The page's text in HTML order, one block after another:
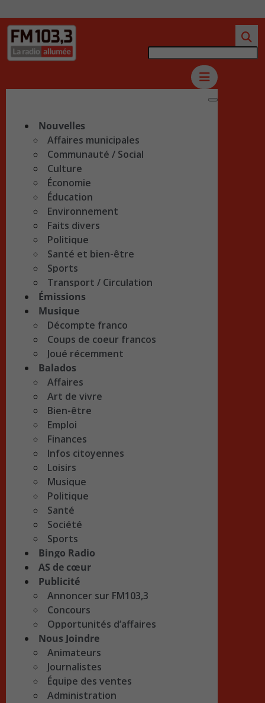
Nouvelles
Affaires municipales
Communauté / Social
Culture
Économie
Éducation
Environnement
Faits divers
Politique
Santé et bien-être
Sports
Transport / Circulation
Émissions
Musique
Décompte franco
Coups de coeur francos
Joué récemment
Balados
Affaires
Art de vivre
Bien-être
Emploi
Finances
Infos citoyennes
Loisirs
Musique
Politique
Santé
Société
Sports
Bingo Radio
AS de cœur
Publicité
Annoncer sur FM103,3
Concours
Opportunités d’affaires
Nous Joindre
Animateurs
Journalistes
Équipe des ventes
Administration